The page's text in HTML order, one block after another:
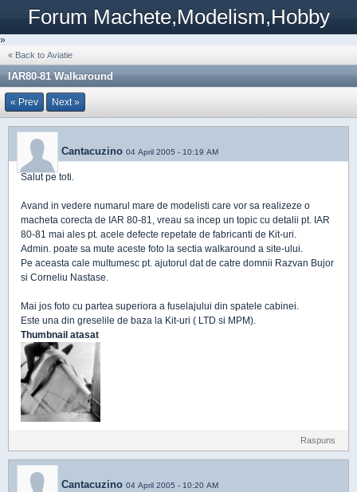
Forum Machete,Modelism,Hobby
»
« Back to Aviatie
IAR80-81 Walkaround
« Prev Next »
Cantacuzino 04 April 2005 - 10:19 AM
Salut pe toti.
Avand in vedere numarul mare de modelisti care vor sa realizeze o
macheta corecta de IAR 80-81, vreau sa incep un topic cu detalii pt. IAR
80-81 mai ales pt. acele defecte repetate de fabricanti de Kit-uri.
Admin. poate sa mute aceste foto la sectia walkaround a site-ului.
Pe aceasta cale multumesc pt. ajutorul dat de catre domnii Razvan Bujor
si Corneliu Nastase.
Mai jos foto cu partea superiora a fuselajului din spatele cabinei.
Este una din greselile de baza la Kit-uri ( LTD si MPM).
Thumbnail atasat
Raspuns
Cantacuzino 04 April 2005 - 10:20 AM